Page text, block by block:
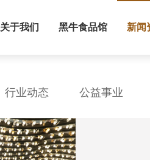
关于我们 黑牛食品馆 新闻
行业动态 公益事业